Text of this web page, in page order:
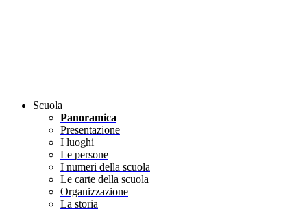
Scuola
Panoramica
Presentazione
I luoghi
Le persone
I numeri della scuola
Le carte della scuola
Organizzazione
La storia